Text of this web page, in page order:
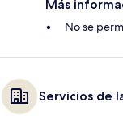
Más
No se
Servicios de